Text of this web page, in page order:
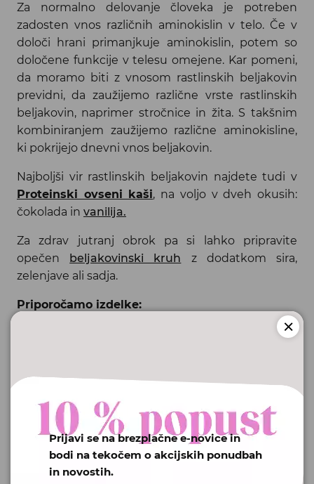
Za normalno delovanje človeka je potreben
zadosten vnos različnih aminokislin v telo. Če v
določi hrani primanjkuje aminokislin, potem so
določene funkcije v telesu omejene. Kar pomeni,
da moramo biti z vnosom rastlinskih beljakovin
previdni, da zaužijemo različne vrste rastlinskih
beljakovin, naprimer stročnice in žita. S takšnim
kombiniranjem zaužijemo različne aminokisline,
ki pokrijejo dnevni vnos beljakovin.
Najboljši vir rastlinskih beljakovin najdete tudi v
Proteinski ovseni kaši, na voljo v dveh okusih:
čokolada in vanilija.
Za zdrav jutranj obrok pa si lahko pripravite
opečen beljakovinski kruh z dodatkom sira,
zelenjave ali sadja.
Priporočamo izdelke:
Prijavi se na brezplačne e-novice in
bodi na tekočem o akcijskih ponudbah
in novostih.